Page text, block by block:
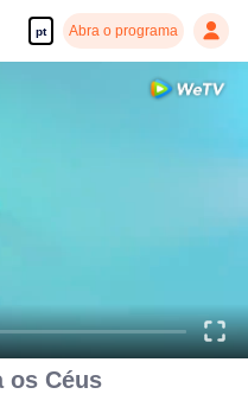
pt Abra o programa
e com reprodução suave
os Céus